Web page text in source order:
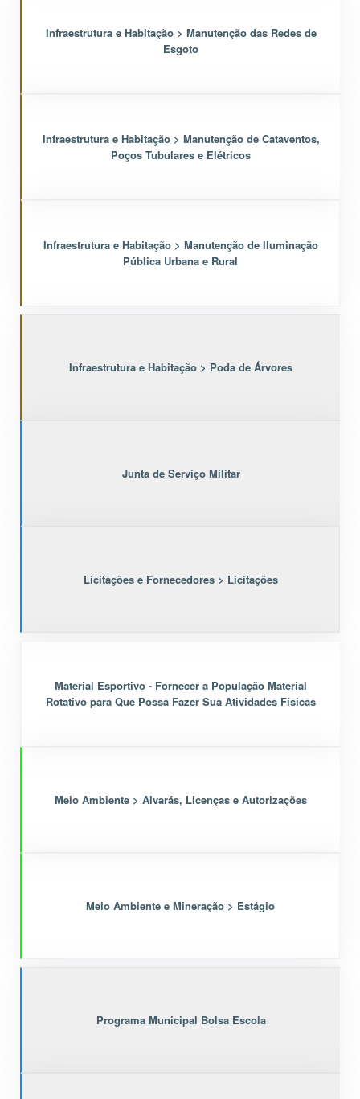
Infraestrutura e Habitação > Manutenção das Redes de
Esgoto
Infraestrutura e Habitação > Manutenção de Cataventos,
Poços Tubulares e Elétricos
Infraestrutura e Habitação > Manutenção de Iluminação
Pública Urbana e Rural
Infraestrutura e Habitação > Poda de Árvores
Junta de Serviço Militar
Licitações e Fornecedores > Licitações
Material Esportivo - Fornecer a População Material
Rotativo para Que Possa Fazer Sua Atividades Físicas
Meio Ambiente > Alvarás, Licenças e Autorizações
Meio Ambiente e Mineração > Estágio
Programa Municipal Bolsa Escola